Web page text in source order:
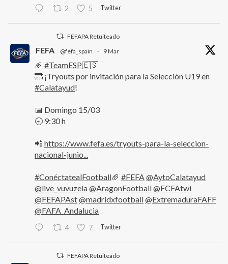
2 5 Twitter
FEFAPA Retuiteado
FEFA @fefa_spain · 9 Mar
🏈 #TeamESP🇪🇸
🔜 ¡Tryouts por invitación para la Selección U19 en
#Calatayud!
📅 Domingo 15/03
🕤 9:30 h
📲 https://www.fefa.es/tryouts-para-la-seleccion-
nacional-junio...
#ConéctatealFootball🏈 #FEFA@AytoCalatayud
@live_vuvuzela@AragonFootball@FCFAtwi
@FEFAPAst@madridxfootball@ExtremaduraFAFF
@FAFA_Andalucia
4 7 Twitter
FEFAPA Retuiteado